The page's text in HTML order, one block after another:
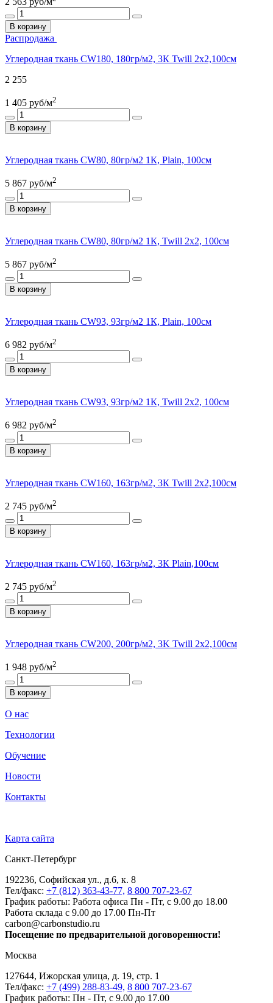
В корзину
Распродажа
Углеродная ткань CW180, 180гр/м2, 3К Twill 2x2,100см
2 255
1 405 руб/м2
В корзину
Углеродная ткань CW80, 80гр/м2 1К, Plain, 100см
5 867 руб/м2
В корзину
Углеродная ткань CW80, 80гр/м2 1К, Twill 2x2, 100см
5 867 руб/м2
В корзину
Углеродная ткань CW93, 93гр/м2 1К, Plain, 100см
6 982 руб/м2
В корзину
Углеродная ткань CW93, 93гр/м2 1К, Twill 2x2, 100см
6 982 руб/м2
В корзину
Углеродная ткань CW160, 163гр/м2, 3К Twill 2x2,100см
2 745 руб/м2
В корзину
Углеродная ткань CW160, 163гр/м2, 3К Plain,100см
2 745 руб/м2
В корзину
Углеродная ткань CW200, 200гр/м2, 3K Twill 2x2,100см
1 948 руб/м2
В корзину
О нас
Технологии
Обучение
Новости
Контакты
Карта сайта
Санкт-Петербург
192236, Софийская ул., д.6, к. 8
Тел/факс: +7 (812) 363-43-77, 8 800 707-23-67
График работы: Работа офиса Пн - Пт, с 9.00 до 18.00
Работа склада с 9.00 до 17.00 Пн-Пт
carbon@carbonstudio.ru
Посещение по предварительной договоренности!
Москва
127644, Ижорская улица, д. 19, стр. 1
Тел/факс: +7 (499) 288-83-49, 8 800 707-23-67
График работы: Пн - Пт, с 9.00 до 17.00